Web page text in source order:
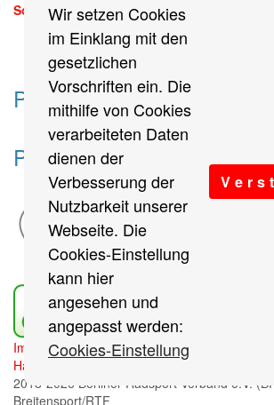
Wir setzen Cookies
im Einklang mit den
gesetzlichen
Vorschriften ein. Die
mithilfe von Cookies
verarbeiteten Daten
dienen der
Verbesserung der
Nutzbarkeit unserer
Webseite. Die
Cookies-Einstellung
kann hier
angesehen und
angepasst werden:
Cookies-Einstellung
V e r s
Sonntag, 13. September 2026
Partner des Breitensports
Partner von BRV-
Impressum / Cookies Einstellungen
Haftungsausschluss
Sitemap
2018-2026 Berliner Radsport Verband e.V.
Breitensport/RTF